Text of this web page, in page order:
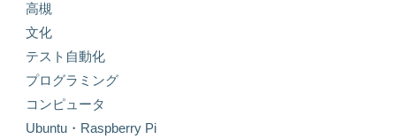
高槻
文化
テスト自動化
プログラミング
コンピュータ
Ubuntu・Raspberry Pi